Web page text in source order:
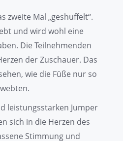
zweite Mal „geshuffelt“.
und wird wohl eine
Die Teilnehmenden
der Zuschauer. Das
wie die Füße nur so
leistungsstarken Jumper
sich in die Herzen des
Stimmung und